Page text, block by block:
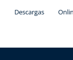
Descargas